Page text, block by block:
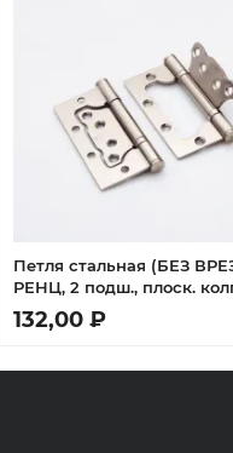
Петля стальная (БЕЗ
РЕНЦ, 2 подш., плоск.
ник. мат.
132,00 ₽